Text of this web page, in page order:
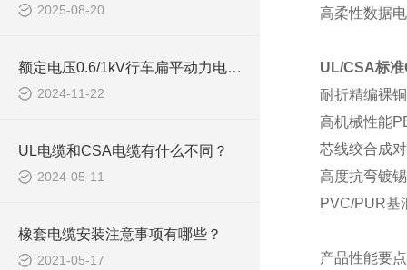
2025-08-20
额定电压0.6/1kV行车扁平动力电缆如何挑选
2024-11-22
UL电缆和CSA电缆有什么不同？
2024-05-11
橡套电缆安装注意事项有哪些？
2021-05-17
高柔性数据
UL/CSA标
耐折精编裸
高机械性能
芯线绞合成
高度抗弯镀
PVC/PUR基
产品性能要